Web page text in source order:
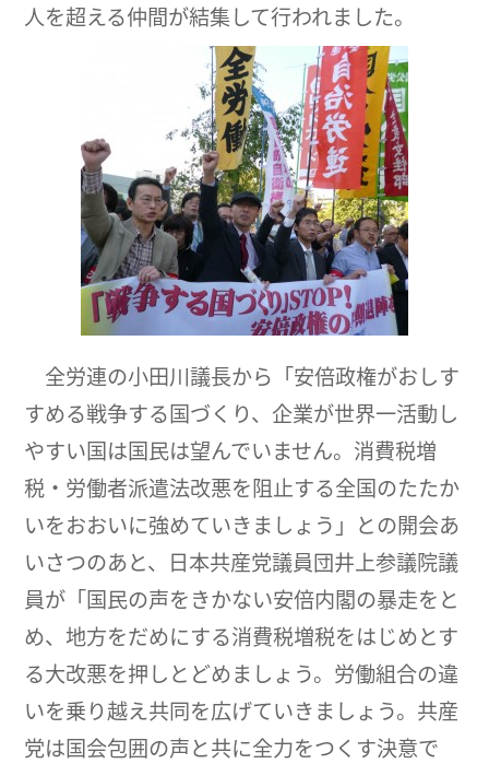
人を超える仲間が結集して行われました。
全労連の小田川議長から「安倍政権がおしす
すめる戦争する国づくり、企業が世界一活動し
やすい国は国民は望んでいません。消費税増
税・労働者派遣法改悪を阻止する全国のたたか
いをおおいに強めていきましょう」との開会あ
いさつのあと、日本共産党議員団井上参議院議
員が「国民の声をきかない安倍内閣の暴走をと
め、地方をだめにする消費税増税をはじめとす
る大改悪を押しとどめましょう。労働組合の違
いを乗り越え共同を広げていきましょう。共産
党は国会包囲の声と共に全力をつくす決意で